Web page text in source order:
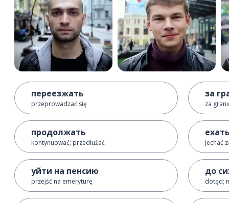
переезжать
przeprowadzać się
продолжать
kontynuować; przedłużać
уйти на пенсию
przejść na emeryturę
за
za
jechać
до
dotąd;